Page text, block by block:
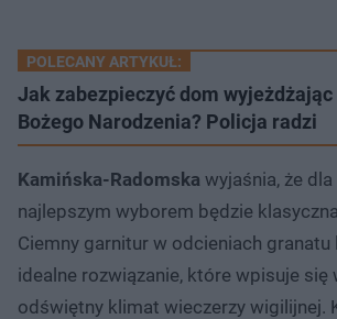
POLECANY ARTYKUŁ:
Jak zabezpieczyć dom wyjeżdżając
Bożego Narodzenia? Policja radzi
Kamińska-Radomska wyjaśnia, że
najlepszym wyborem będzie
Ciemny garnitur w odcieniach granatu
idealne rozwiązanie, które wpisuje się
odświętny klimat wieczerzy wigilijnej.